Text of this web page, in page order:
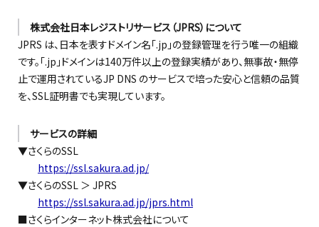
株式会社日本レジストリサービス（JPRS）について
JPRS は、日本を表すドメイン名「.jp」の登録管理を行う唯一の組織
です。「.jp」ドメインは140万件以上の登録実績があり、無事故・無停
止で運用されているJP DNS のサービスで培った安心と信頼の品質
を、SSL証明書でも実現しています。
サービスの詳細
▼さくらのSSL
https://ssl.sakura.ad.jp/
▼さくらのSSL ＞ JPRS
https://ssl.sakura.ad.jp/jprs.html
■さくらインターネット株式会社について